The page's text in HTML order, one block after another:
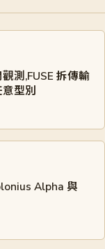
測,FUSE 拆傳輸
型別
Alpha 與